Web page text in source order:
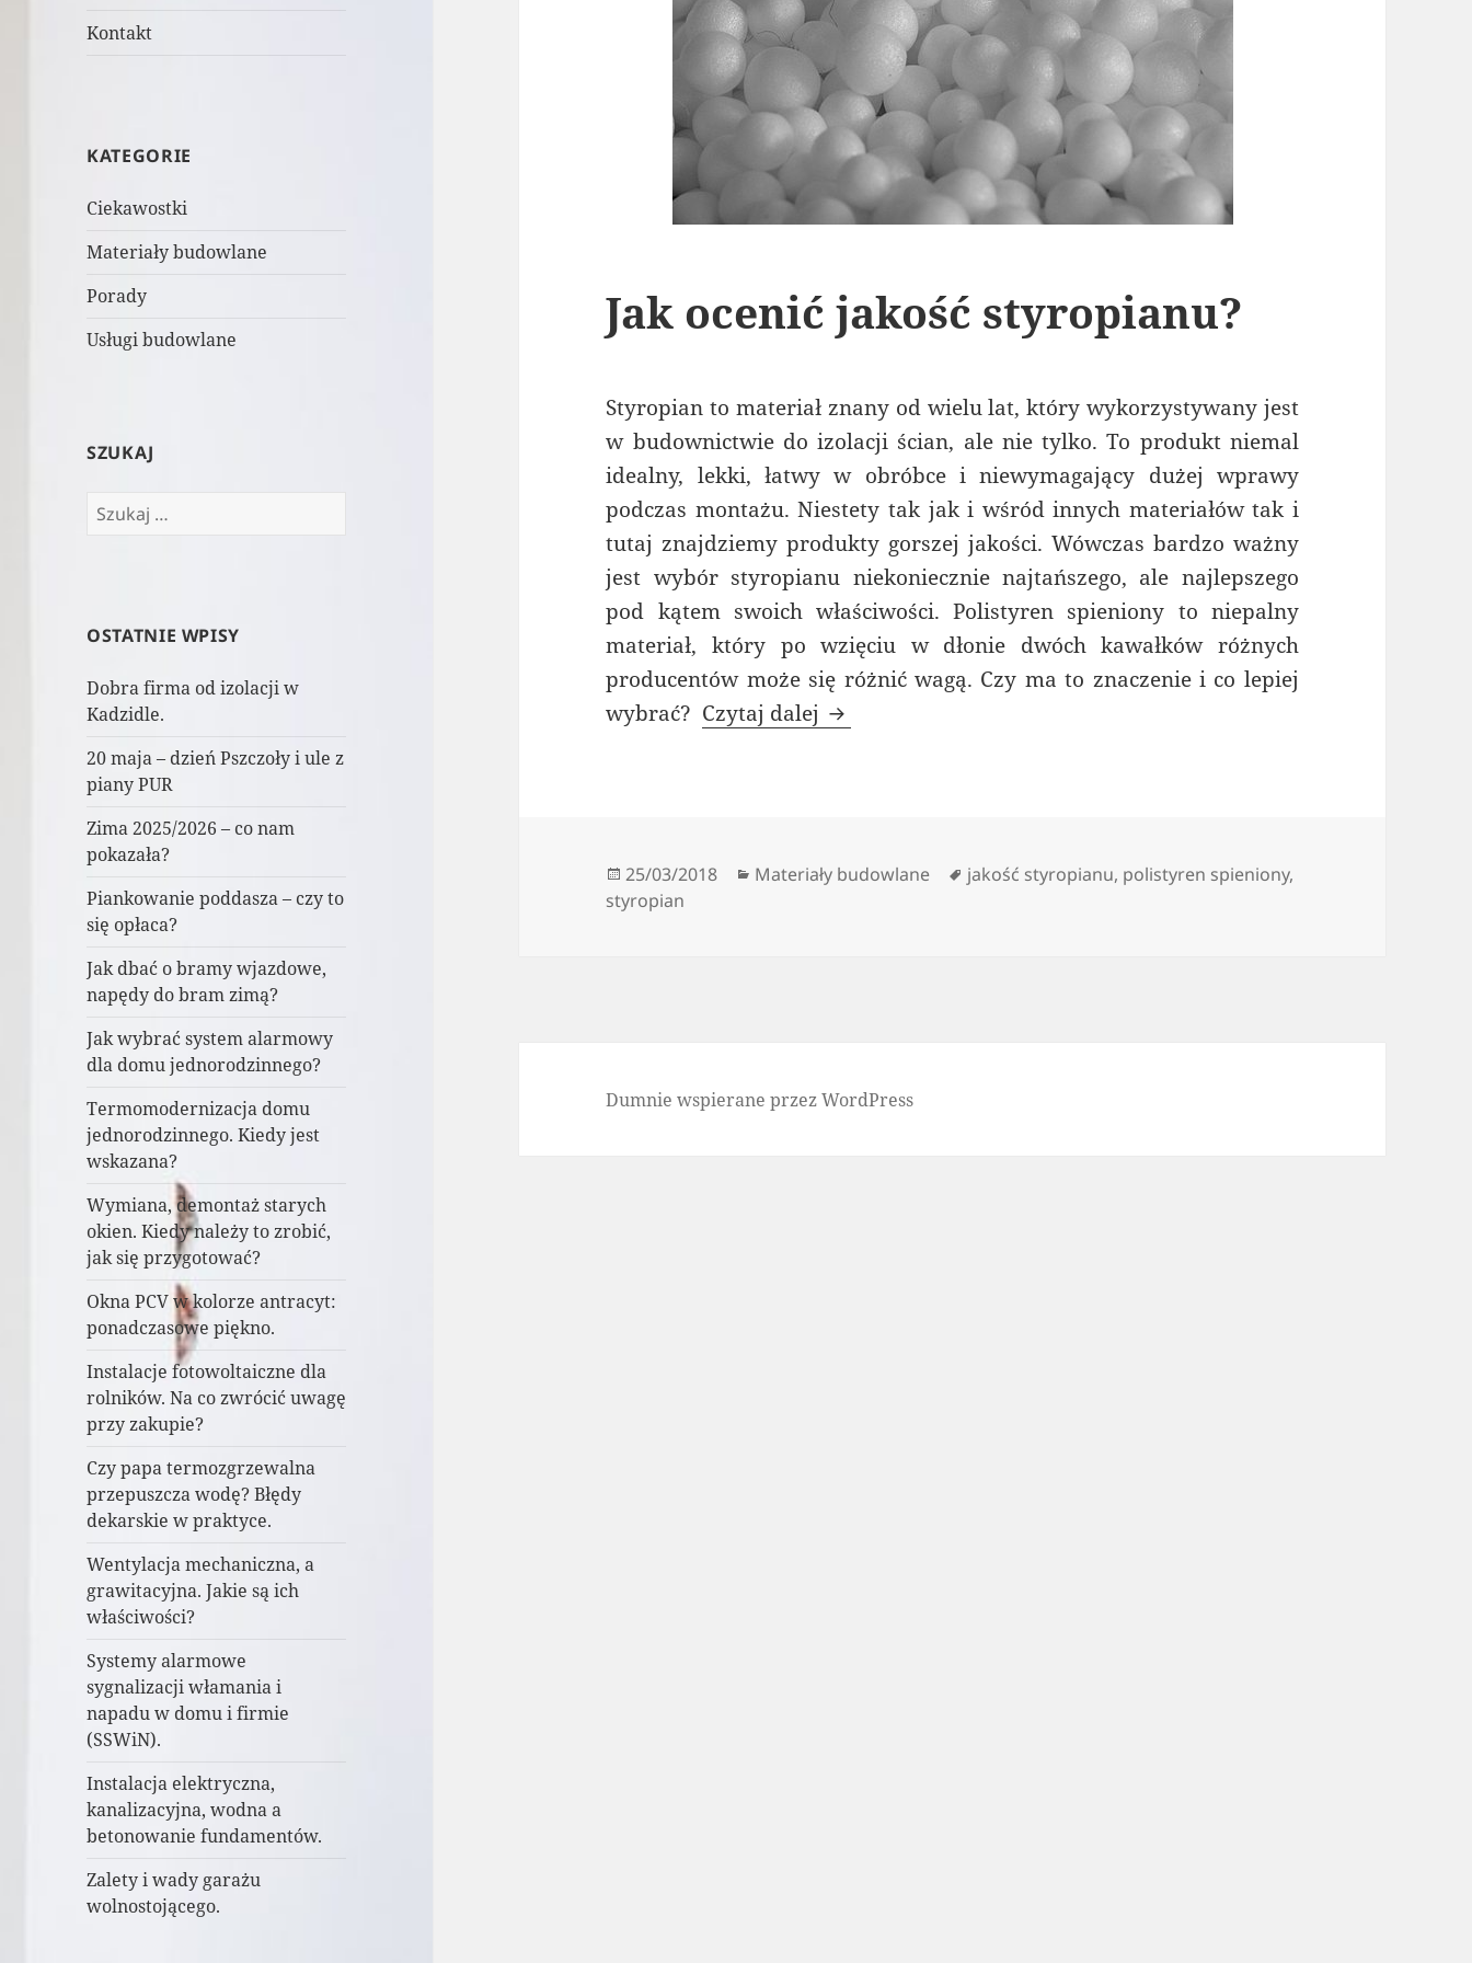
Kontakt
KATEGORIE
Ciekawostki
Materiały budowlane
Porady
Usługi budowlane
SZUKAJ
Szukaj:
OSTATNIE WPISY
Dobra firma od izolacji w
Kadzidle.
20 maja – dzień Pszczoły i ule z
piany PUR
Zima 2025/2026 – co nam
pokazała?
Piankowanie poddasza – czy to
się opłaca?
Jak dbać o bramy wjazdowe,
napędy do bram zimą?
Jak wybrać system alarmowy
dla domu jednorodzinnego?
Termomodernizacja domu
jednorodzinnego. Kiedy jest
wskazana?
Wymiana, demontaż starych
okien. Kiedy należy to zrobić,
jak się przygotować?
Okna PCV w kolorze antracyt:
ponadczasowe piękno.
Instalacje fotowoltaiczne dla
rolników. Na co zwrócić uwagę
przy zakupie?
Czy papa termozgrzewalna
przepuszcza wodę? Błędy
dekarskie w praktyce.
Wentylacja mechaniczna, a
grawitacyjna. Jakie są ich
właściwości?
Systemy alarmowe
sygnalizacji włamania i
napadu w domu i firmie
(SSWiN).
Instalacja elektryczna,
kanalizacyjna, wodna a
betonowanie fundamentów.
Zalety i wady garażu
wolnostojącego.
Jak ocenić jakość styropianu?
Styropian to materiał znany od wielu lat, który wykorzystywany jest
w budownictwie do izolacji ścian, ale nie tylko. To produkt niemal
idealny, lekki, łatwy w obróbce i niewymagający dużej wprawy
podczas montażu. Niestety tak jak i wśród innych materiałów tak i
tutaj znajdziemy produkty gorszej jakości. Wówczas bardzo ważny
jest wybór styropianu niekoniecznie najtańszego, ale najlepszego
pod kątem swoich właściwości. Polistyren spieniony to niepalny
materiał, który po wzięciu w dłonie dwóch kawałków różnych
producentów może się różnić wagą. Czy ma to znaczenie i co lepiej
wybrać? Czytaj dalej Jak ocenić jakość styropianu?
Data
publikacji
25/03/2018 Kategorie
Materiały budowlane Tagi
jakość styropianu, polistyren spieniony,
styropian
Dumnie wspierane przez WordPress